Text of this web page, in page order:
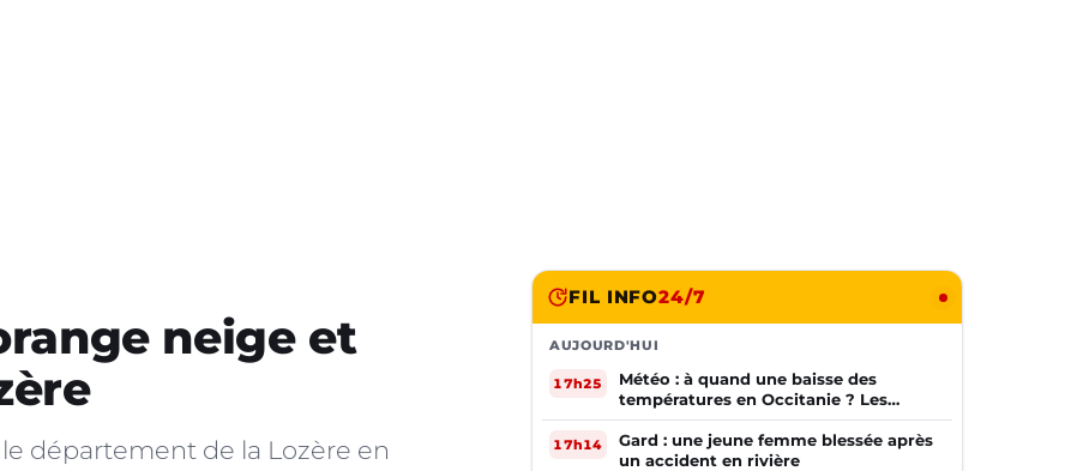
neige et
département de la Lozère en
FIL INFO24/7
AUJOURD'HUI
17h25
Météo : à quand une baisse des
températures en Occitanie ? Les
prévisions
17h14
Gard : une jeune femme blessée après
un accident en rivière